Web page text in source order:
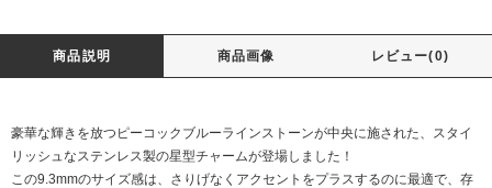
商品説明 商品画像 レビュー(0)
豪華な輝きを放つピーコックブルーラインストーンが中央に施された、スタイ
リッシュなステンレス製の星型チャームが登場しました！
この9.3mmのサイズ感は、さりげなくアクセントをプラスするのに最適で、存